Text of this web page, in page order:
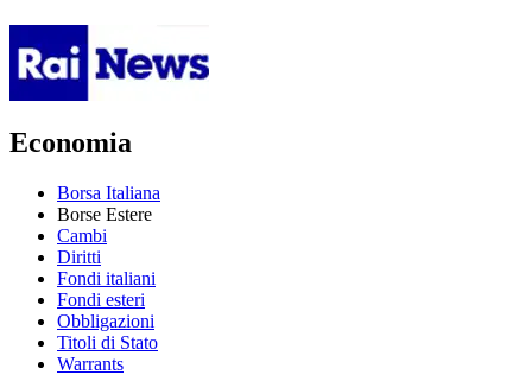
Economia
Borsa Italiana
Borse Estere
Cambi
Diritti
Fondi italiani
Fondi esteri
Obbligazioni
Titoli di Stato
Warrants